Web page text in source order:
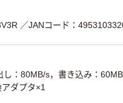
／JANコード：
し：80MB/s，書き込み：
ダプタ×1